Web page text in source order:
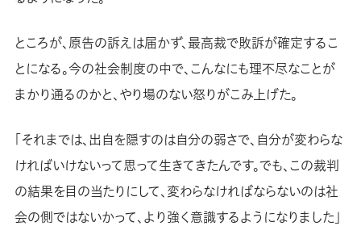
ところが、原告の訴えは届かず、最高裁で敗訴が確定するこ
とになる。今の社会制度の中で、こんなにも理不尽なことが
まかり通るのかと、やり場のない怒りがこみ上げた。
「それまでは、出自を隠すのは自分の弱さで、自分が変わらな
ければいけないって思って生きてきたんです。でも、この裁判
の結果を目の当たりにして、変わらなければならないのは社
会の側ではないかって、より強く意識するようになりました」